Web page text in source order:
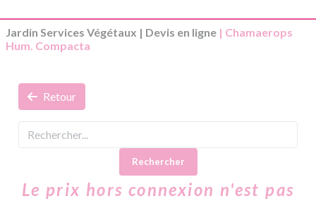
Jardin Services Végétaux | Devis en ligne | Chamaerops
Hum. Compacta
Retour
Rechercher
Le prix hors connexion n'est pas